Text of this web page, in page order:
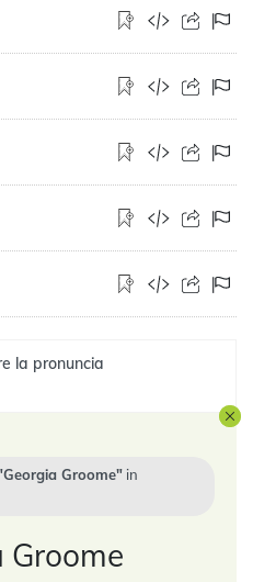
la pronuncia
Georgia Groome
in
Groome